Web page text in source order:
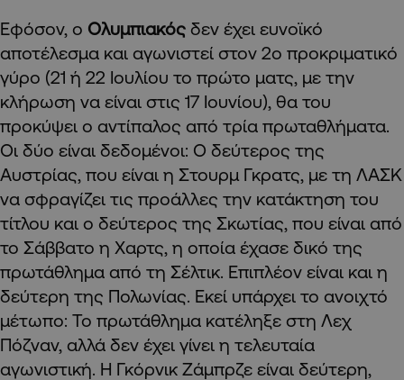
Εφόσον, ο Ολυμπιακός δεν έχει ευνοϊκό
αποτέλεσμα και αγωνιστεί στον 2ο προκριματικό
γύρο (21 ή 22 Ιουλίου το πρώτο ματς, με την
κλήρωση να είναι στις 17 Ιουνίου), θα του
προκύψει ο αντίπαλος από τρία πρωταθλήματα.
Οι δύο είναι δεδομένοι: Ο δεύτερος της
Αυστρίας, που είναι η Στουρμ Γκρατς, με τη ΛΑΣΚ
να σφραγίζει τις προάλλες την κατάκτηση του
τίτλου και ο δεύτερος της Σκωτίας, που είναι από
το Σάββατο η Χαρτς, η οποία έχασε δικό της
πρωτάθλημα από τη Σέλτικ. Επιπλέον είναι και η
δεύτερη της Πολωνίας. Εκεί υπάρχει το ανοιχτό
μέτωπο: Το πρωτάθλημα κατέληξε στη Λεχ
Πόζναν, αλλά δεν έχει γίνει η τελευταία
αγωνιστική. Η Γκόρνικ Ζάμπρζε είναι δεύτερη,